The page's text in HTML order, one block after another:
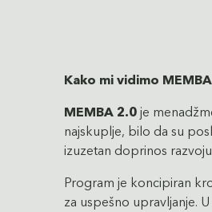
Kako mi vidimo
MEMBA 2.0 je
najskuplje, bilo da su
izuzetan doprinos
Program je koncipiran
za uspešno upravljanje.